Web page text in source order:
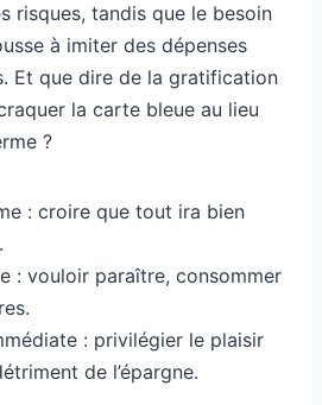
risques, tandis que le besoin
à imiter des dépenses
Et que dire de la gratification
la carte bleue au lieu
?
: croire que tout ira bien
: vouloir paraître, consommer
: privilégier le plaisir
de l’épargne.